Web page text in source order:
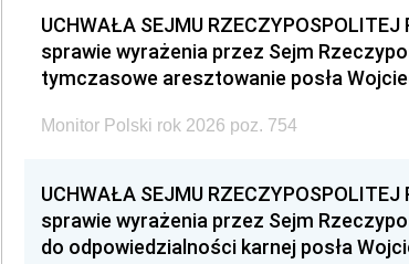
UCHWAŁA SEJMU
sprawie wyrażenia przez Sejm
tymczasowe aresztowanie posła
Monitor Polski rok 2026 poz. 754
UCHWAŁA SEJMU
sprawie wyrażenia przez Sejm
do odpowiedzialności karnej posła